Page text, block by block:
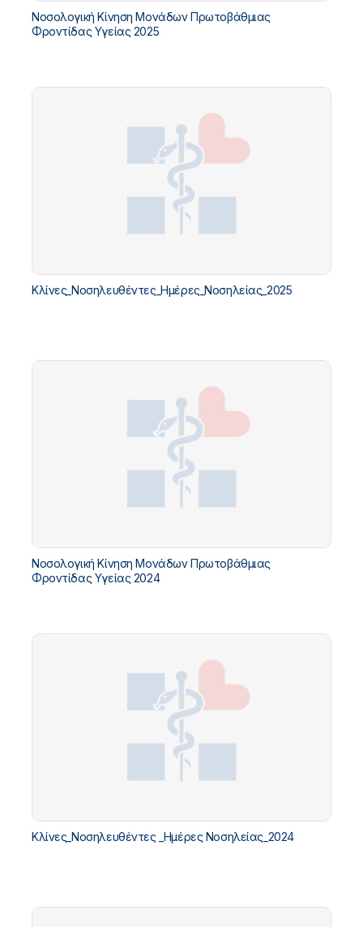
Νοσολογική Κίνηση Μονάδων Πρωτοβάθμιας
Φροντίδας Υγείας 2025
Κλίνες_Νοσηλευθέντες_Ημέρες_Νοσηλείας_2025
Νοσολογική Κίνηση Μονάδων Πρωτοβάθμιας
Φροντίδας Υγείας 2024
Κλίνες_Νοσηλευθέντες _Ημέρες Νοσηλείας_2024